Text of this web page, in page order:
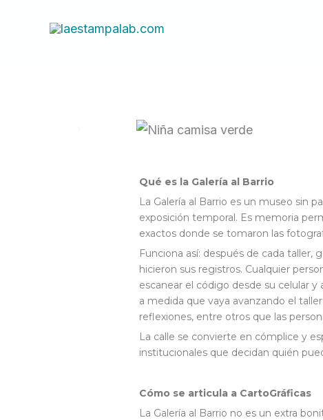
Qué es la Galería al Barrio
La Galería al Barrio es un museo sin
exposición temporal. Es memoria
exactos donde se tomaron las
Funciona así: después de cada
hicieron sus registros. Cualquier
escanear el código desde su celular
a medida que vaya avanzando el
reflexiones, entre otros que las
La calle se convierte en cómplice y
institucionales que decidan quién
Cómo se articula a CartoGráficas
La Galería al Barrio no es un extra